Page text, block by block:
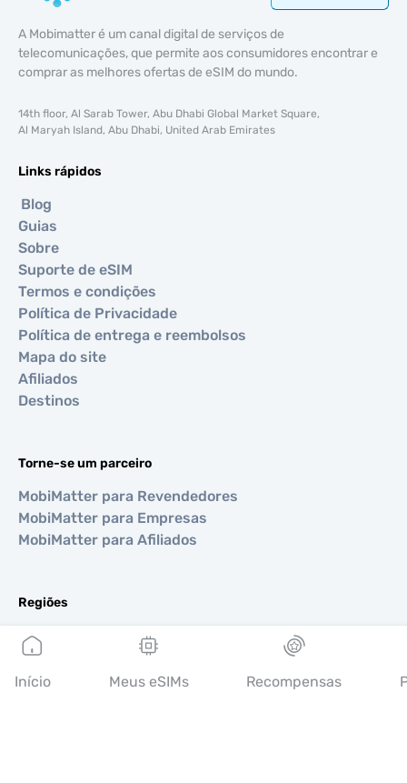
A Mobimatter é um canal digital de serviços de
telecomunicações, que permite aos consumidores encontrar e
comprar as melhores ofertas de eSIM do mundo.
14th floor, Al Sarab Tower, Abu Dhabi Global Market Square,
Al Maryah Island, Abu Dhabi, United Arab Emirates
Links rápidos
Blog
Guias
Sobre
Suporte de eSIM
Termos e condições
Política de Privacidade
Política de entrega e reembolsos
Mapa do site
Afiliados
Destinos
Torne-se um parceiro
MobiMatter para Revendedores
MobiMatter para Empresas
MobiMatter para Afiliados
Regiões
eSIM para Europa
eSIM para Ásia
eSIM para Américas
Início Meus eSIMs Recompensas